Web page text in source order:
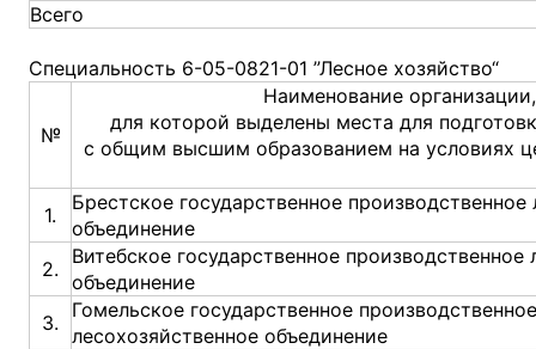
Всего
Специальность 6-05-0821-01 ”Лесное хозяйство“
№
Наименование организации,
для которой выделены места для
с общим высшим образованием на условиях
1.
Брестское государственное производственное
объединение
2.
Витебское государственное производственное
объединение
3.
Гомельское государственное производственное
лесохозяйственное объединение